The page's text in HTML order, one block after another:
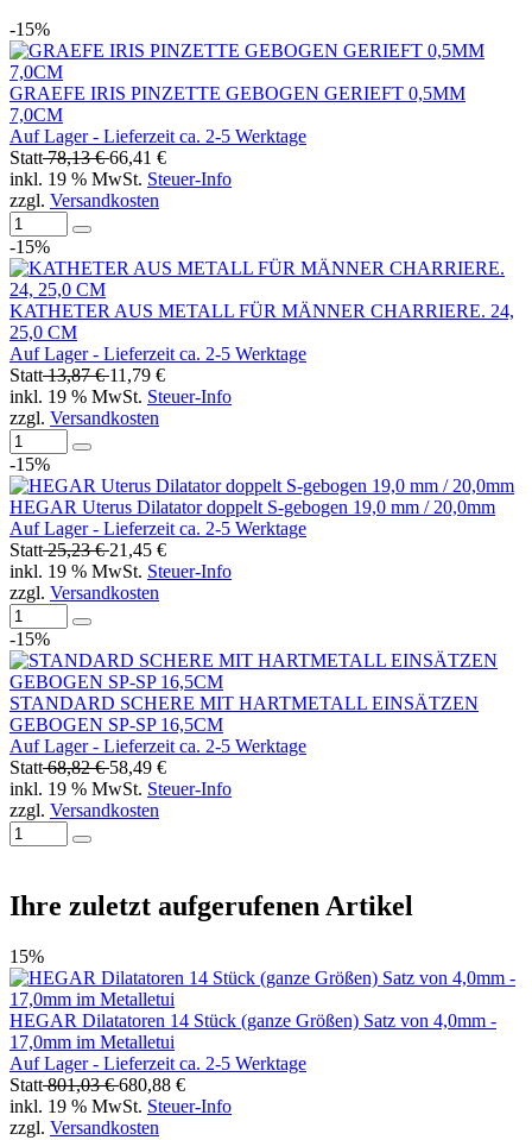
-15%
GRAEFE IRIS PINZETTE GEBOGEN GERIEFT 0,5MM
7,0CM
Auf Lager - Lieferzeit ca. 2-5 Werktage
Statt78,13 €66,41 €
inkl. 19 % MwSt. Steuer-Info
zzgl. Versandkosten
-15%
KATHETER AUS METALL FÜR MÄNNER CHARRIERE. 24,
25,0 CM
Auf Lager - Lieferzeit ca. 2-5 Werktage
Statt13,87 €11,79 €
inkl. 19 % MwSt. Steuer-Info
zzgl. Versandkosten
-15%
HEGAR Uterus Dilatator doppelt S-gebogen 19,0 mm / 20,0mm
Auf Lager - Lieferzeit ca. 2-5 Werktage
Statt25,23 €21,45 €
inkl. 19 % MwSt. Steuer-Info
zzgl. Versandkosten
-15%
STANDARD SCHERE MIT HARTMETALL EINSÄTZEN
GEBOGEN SP-SP 16,5CM
Auf Lager - Lieferzeit ca. 2-5 Werktage
Statt68,82 €58,49 €
inkl. 19 % MwSt. Steuer-Info
zzgl. Versandkosten
Ihre zuletzt aufgerufenen Artikel
15%
HEGAR Dilatatoren 14 Stück (ganze Größen) Satz von 4,0mm -
17,0mm im Metalletui
Auf Lager - Lieferzeit ca. 2-5 Werktage
Statt801,03 €680,88 €
inkl. 19 % MwSt. Steuer-Info
zzgl. Versandkosten